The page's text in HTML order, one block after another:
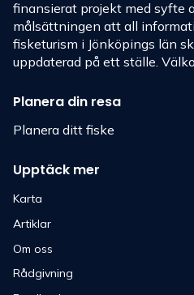
finansierat projekt med syfte
målsättningen att all
fisketurism i Jönköpings län
uppdaterad på ett ställe.
Planera din resa
Planera ditt fiske
Upptäck mer
Karta
Artiklar
Om oss
Rådgivning